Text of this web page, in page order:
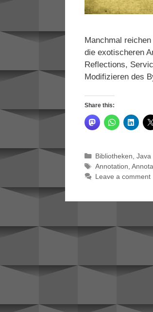
Manchmal
die exotischeren
Reflections,
Modifizieren des
Share this:
Categories
Bibliotheken ,Java
Tags
Annotation ,
Leave a comment